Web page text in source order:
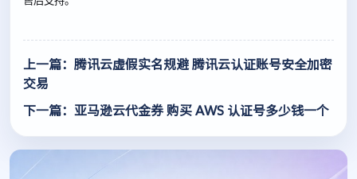
上一篇：腾讯云虚假实名规避 腾讯云认证账号安全加密
交易
下一篇：亚马逊云代金券 购买 AWS 认证号多少钱一个